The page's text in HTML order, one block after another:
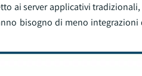
ai server applicativi
bisogno di meno